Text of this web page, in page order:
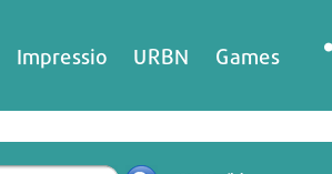
Impressio URBN Games